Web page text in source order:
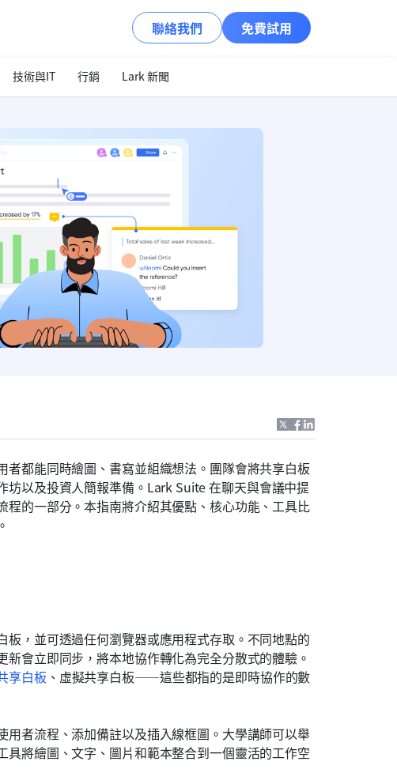
聯絡我們 免費試用
技術與IT 行銷 Lark 新聞
都能同時繪圖、書寫並組織想法。團隊會將共享白板
以及投資人簡報準備。Lark Suite 在聊天與會議中提
的一部分。本指南將介紹其優點、核心功能、工具比
，並可透過任何瀏覽器或應用程式存取。不同地點的
會立即同步，將本地協作轉化為完全分散式的體驗。
享白板 、虛擬共享白板——這些都指的是即時協作的數
者流程、添加備註以及插入線框圖。大學講師可以舉
將繪圖、文字、圖片和範本整合到一個靈活的工作空